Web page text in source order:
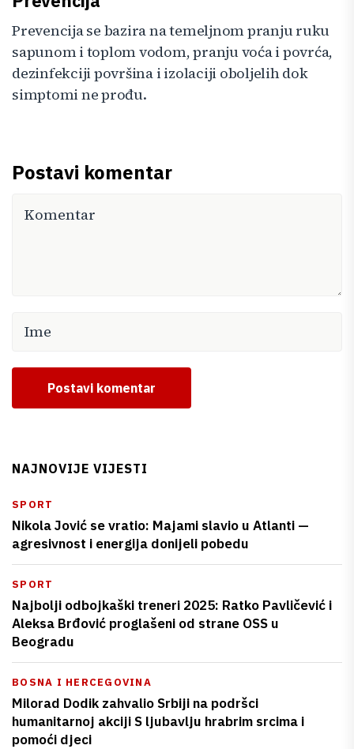
Prevencija se bazira na temeljnom pranju ruku
sapunom i toplom vodom, pranju voća i povrća,
dezinfekciji površina i izolaciji oboljelih dok
simptomi ne prođu.
Postavi komentar
Postavi komentar
NAJNOVIJE VIJESTI
SPORT
Nikola Jović se vratio: Majami slavio u Atlanti —
agresivnost i energija donijeli pobedu
SPORT
Najbolji odbojkaški treneri 2025: Ratko Pavličević i
Aleksa Brđović proglašeni od strane OSS u
Beogradu
BOSNA I HERCEGOVINA
Milorad Dodik zahvalio Srbiji na podršci
humanitarnoj akciji S ljubavlju hrabrim srcima i
pomoći djeci